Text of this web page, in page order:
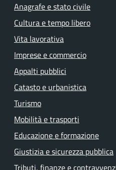
Anagrafe e stato civile
Cultura e tempo libero
Vita lavorativa
Imprese e commercio
Appalti pubblici
Catasto e urbanistica
Turismo
Mobilità e trasporti
Educazione e formazione
Giustizia e sicurezza pubblica
Tributi, finanze e